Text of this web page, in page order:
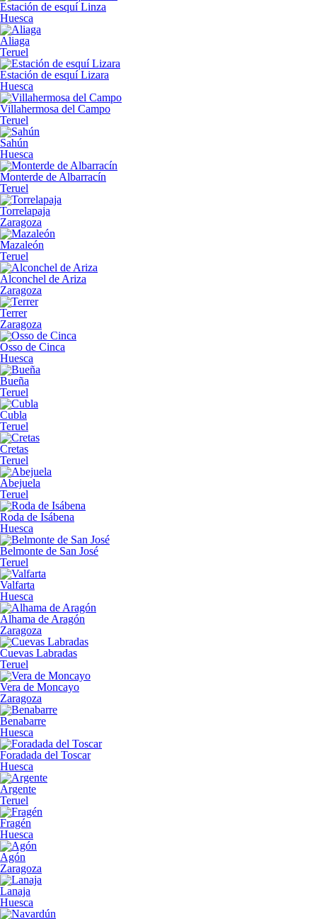
Estación de esquí Linza
Huesca
Aliaga
Teruel
Estación de esquí Lizara
Huesca
Villahermosa del Campo
Teruel
Sahún
Huesca
Monterde de Albarracín
Teruel
Torrelapaja
Zaragoza
Mazaleón
Teruel
Alconchel de Ariza
Zaragoza
Terrer
Zaragoza
Osso de Cinca
Huesca
Bueña
Teruel
Cubla
Teruel
Cretas
Teruel
Abejuela
Teruel
Roda de Isábena
Huesca
Belmonte de San José
Teruel
Valfarta
Huesca
Alhama de Aragón
Zaragoza
Cuevas Labradas
Teruel
Vera de Moncayo
Zaragoza
Benabarre
Huesca
Foradada del Toscar
Huesca
Argente
Teruel
Fragén
Huesca
Agón
Zaragoza
Lanaja
Huesca